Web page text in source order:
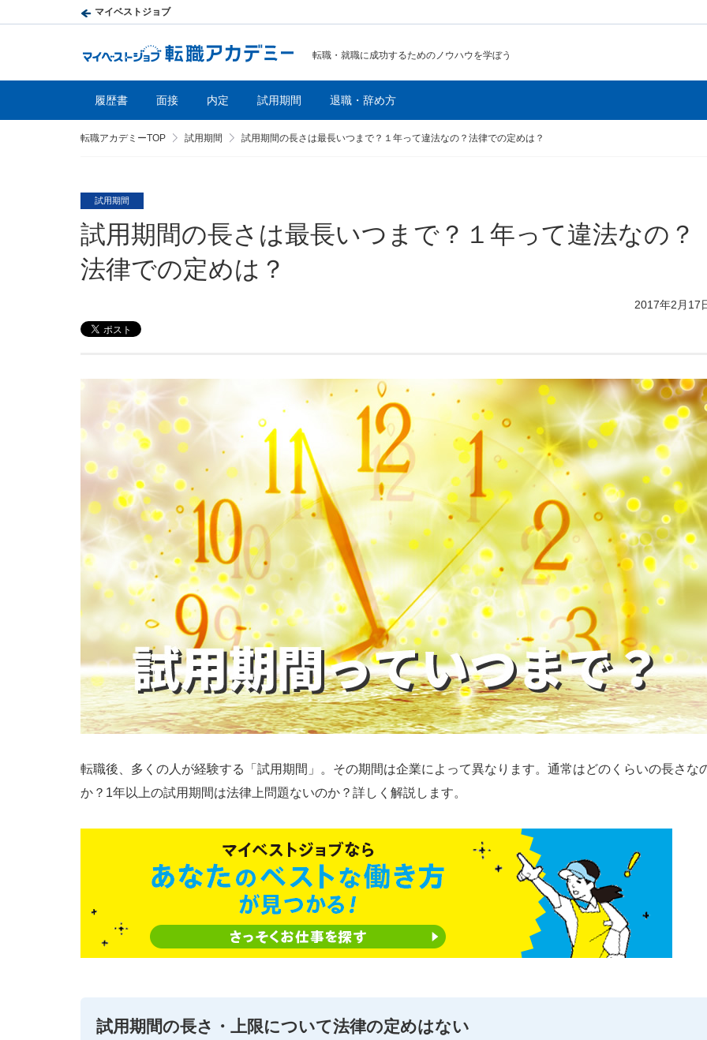
転職・就職に成功するためのノウハウを学ぼう
履歴書 面接 内定 試用期間 退職・辞め方
転職アカデミーTOP 試用期間 試用期間の長さは最長いつまで？１年って違法なの？法律での定めは？
試用期間
試用期間の長さは最長いつまで？１年って違法なの？
法律での定めは？
2017年2月17
転職後、多くの人が経験する「試用期間」。その期間は企業によって異なります。通常はどのくらいの長さな
か？1年以上の試用期間は法律上問題ないのか？詳しく解説します。
試用期間の長さ・上限について法律の定めはない
マイベストジョブ